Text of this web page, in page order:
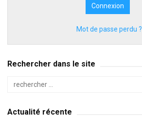
Mot de passe perdu ?
Rechercher dans le site
Actualité récente